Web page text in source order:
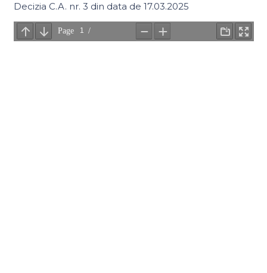
Decizia C.A. nr. 3 din data de 17.03.2025